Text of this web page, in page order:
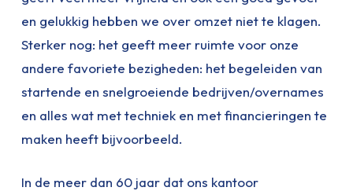
en gelukkig hebben we over omzet niet te klagen.
Sterker nog: het geeft meer ruimte voor onze
andere favoriete bezigheden: het begeleiden van
startende en snelgroeiende bedrijven/overnames
en alles wat met techniek en met financieringen te
maken heeft bijvoorbeeld.
In de meer dan 60 jaar dat ons kantoor